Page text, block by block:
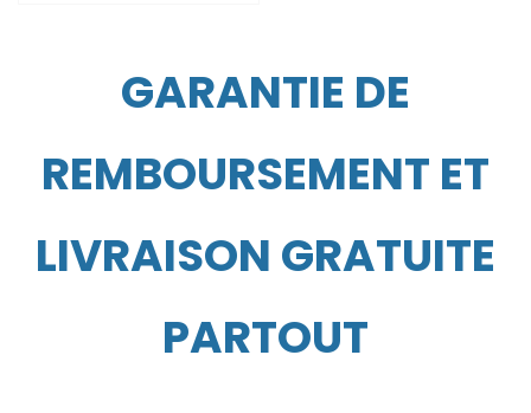
GARANTIE DE
REMBOURSEMENT ET
LIVRAISON GRATUITE
PARTOUT